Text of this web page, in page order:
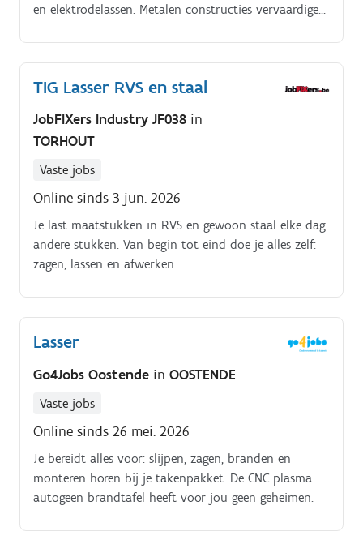
en elektrodelassen. Metalen constructies vervaardigen
Constructieonderdelen herstellen en monteren.
TIG Lasser RVS en staal
JobFIXers Industry JF038 in
TORHOUT
Vaste jobs
Online sinds 3 jun. 2026
Je last maatstukken in RVS en gewoon staal elke dag
andere stukken. Van begin tot eind doe je alles zelf:
zagen, lassen en afwerken.
Lasser
Go4Jobs Oostende in OOSTENDE
Vaste jobs
Online sinds 26 mei. 2026
Je bereidt alles voor: slijpen, zagen, branden en
monteren horen bij je takenpakket. De CNC plasma
autogeen brandtafel heeft voor jou geen geheimen.